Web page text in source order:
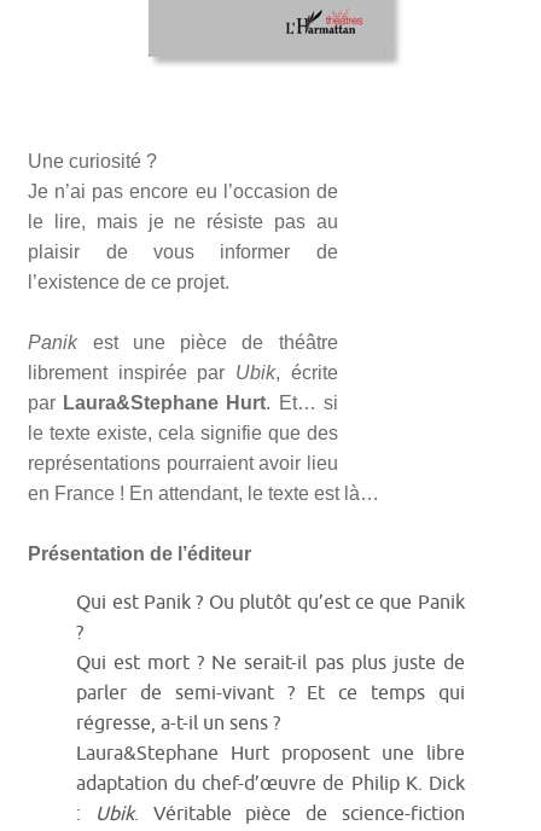
Une curiosité ?
Je n’ai pas encore eu l’occasion de
le lire, mais je ne résiste pas au
plaisir de vous informer de
l’existence de ce projet.
Panikest une pièce de théâtre
librement inspirée par Ubik, écrite
par Laura&Stephane Hurt. Et… si
le texte existe, cela signifie que des
représentations pourraient avoir lieu
en France ! En attendant, le texte est là…
Présentation de l’éditeur
Qui est Panik ? Ou plutôt qu’est ce que Panik
?
Qui est mort ? Ne serait-il pas plus juste de
parler de semi-vivant ? Et ce temps qui
régresse, a-t-il un sens ?
Laura&Stephane Hurt proposent une libre
adaptation du chef-d’œuvre de Philip K. Dick
: Ubik. Véritable pièce de science-fiction